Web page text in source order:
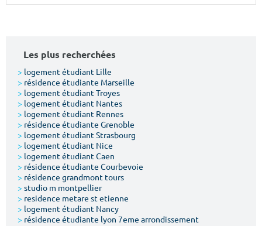
Type de location
Votre date d'entrée
Les plus recherchées
> logement étudiant Lille
> résidence étudiante Marseille
> logement étudiant Troyes
> logement étudiant Nantes
> logement étudiant Rennes
> résidence étudiante Grenoble
> logement étudiant Strasbourg
> logement étudiant Nice
> logement étudiant Caen
> résidence étudiante Courbevoie
> résidence grandmont tours
> studio m montpellier
> residence metare st etienne
> logement étudiant Nancy
> résidence étudiante lyon 7eme arrondissement